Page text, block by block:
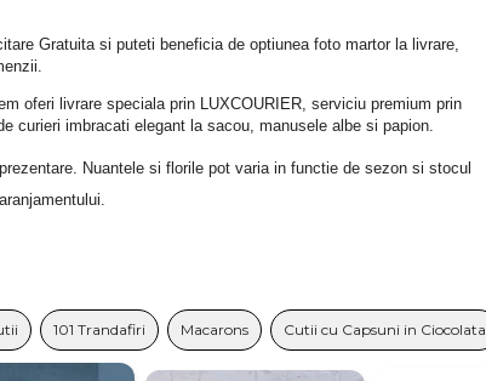
Gratuita si puteti beneficia de optiunea foto martor la livrare,
oferi livrare speciala prin LUXCOURIER, serviciu premium prin
curieri imbracati elegant la sacou, manusele albe si papion.
Nuantele si florile pot varia in functie de sezon si stocul
101 Trandafiri Macarons Cutii cu Capsuni in Ciocolata